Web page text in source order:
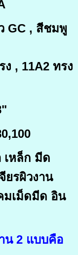
GC , สีชมพู
, 11A2 ทรง
เหล็ก มีด
จียรผิวงาน
มเม็ดมีด อิน
น 2 แบบคือ